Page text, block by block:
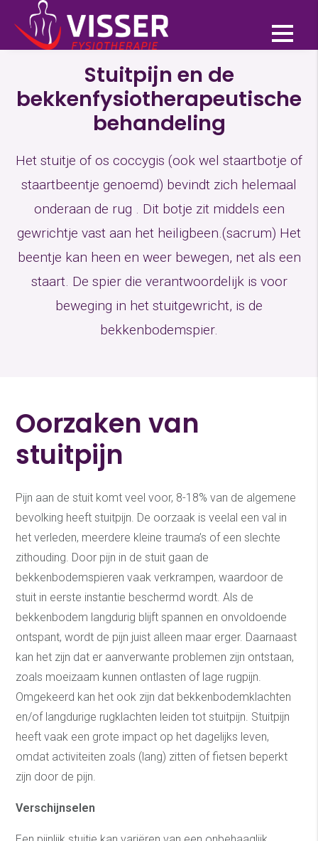
Stuitpijn en de
bekkenfysiotherapeutische
behandeling
Het stuitje of os coccygis (ook wel staartbotje of
staartbeentje genoemd) bevindt zich helemaal
onderaan de rug . Dit botje zit middels een
gewrichtje vast aan het heiligbeen.(sacrum) Het
beentje kan heen en weer bewegen, net als een
staart. De spier die verantwoordelijk is voor
beweging in het stuitgewricht, is de
bekkenbodemspier.
Oorzaken van
stuitpijn
Pijn aan de stuit komt veel voor, 8-18% van de algemene
bevolking heeft stuitpijn. De oorzaak is veelal een val in
het verleden, meerdere kleine trauma’s of een slechte
zithouding. Door pijn in de stuit gaan de
bekkenbodemspieren vaak verkrampen, waardoor de
stuit in eerste instantie beschermd wordt. Als de
bekkenbodem langdurig blijft spannen en onvoldoende
ontspant, wordt de pijn juist alleen maar erger. Daarnaast
kan het zijn dat er aanverwante problemen zijn ontstaan,
zoals moeizaam kunnen ontlasten of lage rugpijn.
Omgekeerd kan het ook zijn dat bekkenbodemklachten
en/of langdurige rugklachten leiden tot stuitpijn. Stuitpijn
heeft vaak een grote impact op het dagelijks leven,
omdat activiteiten zoals (lang) zitten of fietsen beperkt
zijn door de pijn.
Verschijnselen